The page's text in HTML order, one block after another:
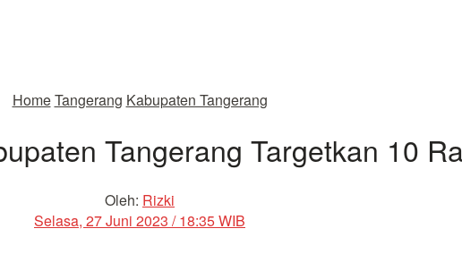
HomeTangerang Kabupaten Tangerang
Tangerang Targetkan 10
Oleh: Rizki
Selasa, 27 Juni 2023 / 18:35 WIB